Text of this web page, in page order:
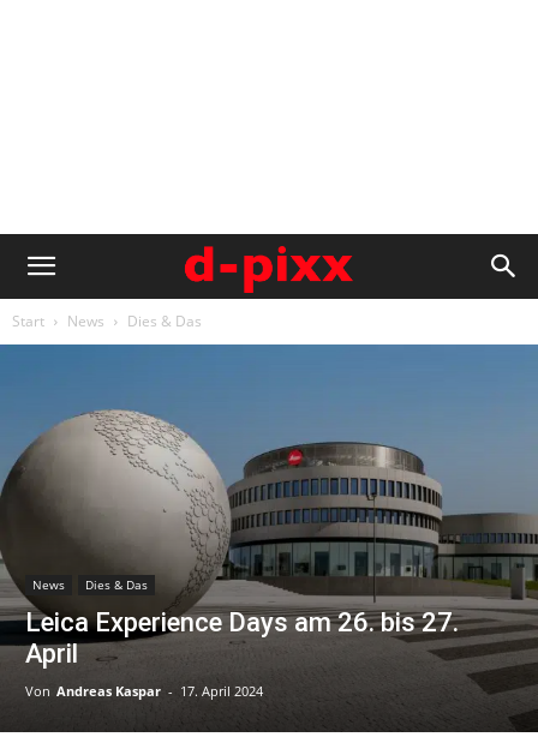
Start News Dies & Das
News Dies & Das
Leica Experience Days am 26. bis 27.
April
Von Andreas Kaspar - 17. April 2024